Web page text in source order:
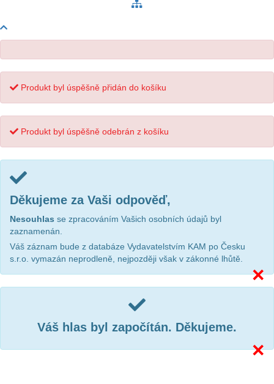
Produkt byl úspěšně přidán do košíku
Produkt byl úspěšně odebrán z košíku
Děkujeme za Vaši odpověď,
Nesouhlas se zpracováním Vašich osobních údajů byl
zaznamenán.
Váš záznam bude z databáze Vydavatelstvím KAM po Česku
s.r.o. vymazán neprodleně, nejpozději však v zákonné lhůtě.
×
Váš hlas byl započítán. Děkujeme.
×